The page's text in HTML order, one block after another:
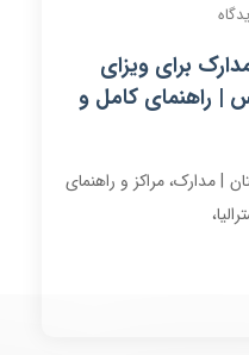
برای ویزای
| راهنمای کامل و
| مدارک، مراکز و راهنمای